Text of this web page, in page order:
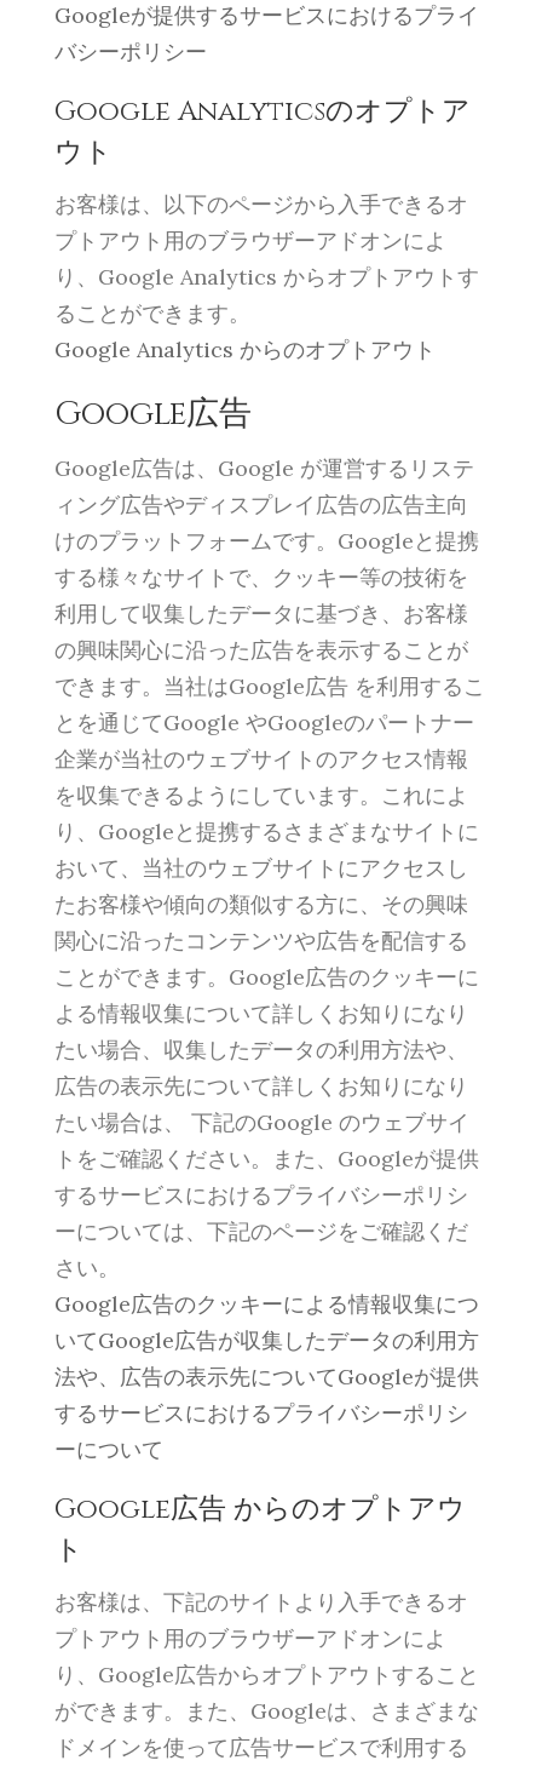
Googleが提供するサービスにおけるプライ
バシーポリシー
Google Analyticsのオプトア
ウト
お客様は、以下のページから入手できるオ
プトアウト用のブラウザーアドオンによ
り、Google Analytics からオプトアウトす
ることができます。
Google Analytics からのオプトアウト
Google広告
Google広告は、Google が運営するリステ
ィング広告やディスプレイ広告の広告主向
けのプラットフォームです。Googleと提携
する様々なサイトで、クッキー等の技術を
利用して収集したデータに基づき、お客様
の興味関心に沿った広告を表示することが
できます。当社はGoogle広告 を利用するこ
とを通じてGoogle やGoogleのパートナー
企業が当社のウェブサイトのアクセス情報
を収集できるようにしています。これによ
り、Googleと提携するさまざまなサイトに
おいて、当社のウェブサイトにアクセスし
たお客様や傾向の類似する方に、その興味
関心に沿ったコンテンツや広告を配信する
ことができます。Google広告のクッキーに
よる情報収集について詳しくお知りになり
たい場合、収集したデータの利用方法や、
広告の表示先について詳しくお知りになり
たい場合は、 下記のGoogle のウェブサイ
トをご確認ください。また、Googleが提供
するサービスにおけるプライバシーポリシ
ーについては、下記のページをご確認くだ
さい。
Google広告のクッキーによる情報収集につ
いてGoogle広告が収集したデータの利用方
法や、広告の表示先についてGoogleが提供
するサービスにおけるプライバシーポリシ
ーについて
Google広告 からのオプトアウ
ト
お客様は、下記のサイトより入手できるオ
プトアウト用のブラウザーアドオンによ
り、Google広告からオプトアウトすること
ができます。また、Googleは、さまざまな
ドメインを使って広告サービスで利用する